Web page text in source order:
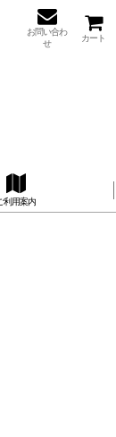
お問い合わ
せ
カート
利用案内